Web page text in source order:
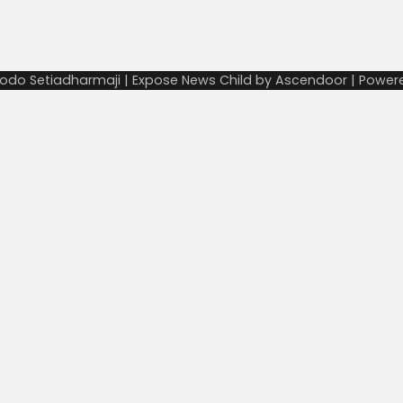
Setiadharmaji | Expose News Child by Ascendoor |